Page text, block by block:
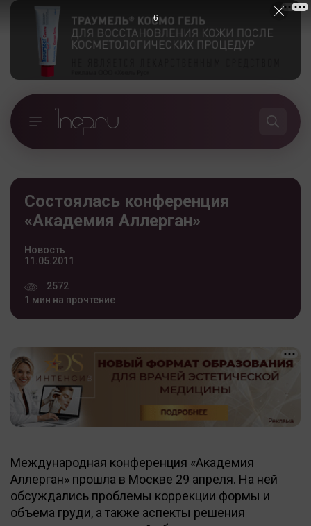
Состоялась конференция
«Академия Аллерган»
Новость
11.05.2011
2572
1 мин на прочтение
Международная конференция «Академия
Аллерган» прошла в Москве 29 апреля. На ней
обсуждались проблемы коррекции формы и
объема груди, а также аспекты решения
5